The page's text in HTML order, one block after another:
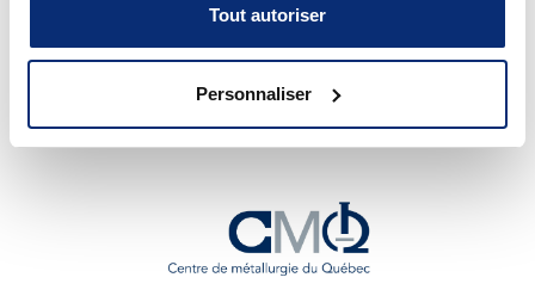
Tout autoriser
Personnaliser